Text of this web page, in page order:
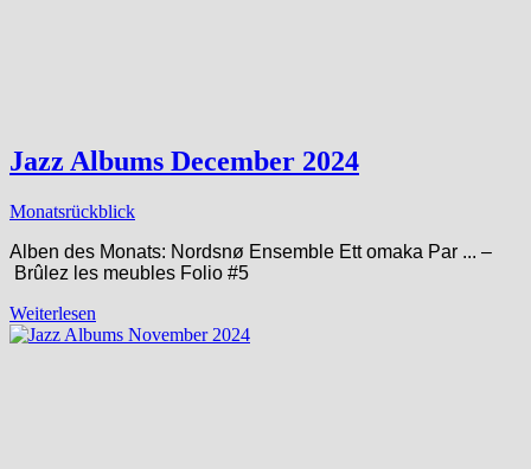
Jazz Albums December 2024
Monatsrückblick
Alben des Monats: Nordsnø Ensemble Ett omaka Par ​.​.​. –
Brûlez les meubles Folio #5
Weiterlesen